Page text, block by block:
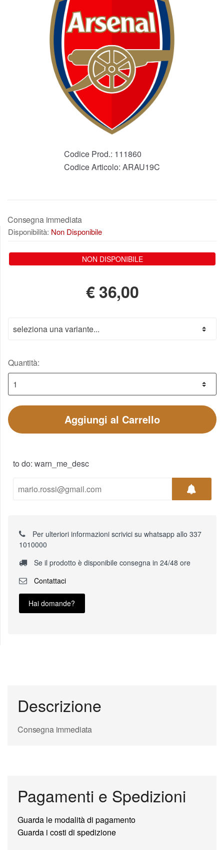
Codice Prod.: 111860
Codice Articolo: ARAU19C
Consegna immediata
Disponibilità: Non Disponibile
NON DISPONIBILE
€36,00
Quantità:
Aggiungi al Carrello
to do: warn_me_desc
Per ulteriori informazioni scrivici su whatsapp allo 337
1010000
Se il prodotto è disponibile consegna in 24/48 ore
Contattaci
Hai domande?
Descrizione
Consegna immediata
Pagamenti e Spedizioni
Guarda le modalità di pagamento
Guarda i costi di spedizione